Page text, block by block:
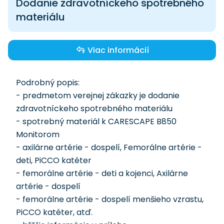
Dodanie zdravotníckeho spotrebného
materiálu
Viac informácií
Podrobný popis:
- predmetom verejnej zákazky je dodanie
zdravotníckeho spotrebného materiálu
- spotrebný materiál k CARESCAPE B850
Monitorom
- axilárne artérie - dospelí, Femorálne artérie -
deti, PiCCO katéter
- femorálne artérie - deti a kojenci, Axilárne
artérie - dospelí
- femorálne artérie - dospelí menšieho vzrastu,
PiCCO katéter, atď.